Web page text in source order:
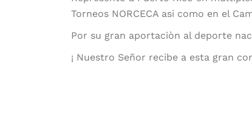
Torneos NORCECA asi como en el
Por su gran aportaciòn al deporte
¡ Nuestro Señor recibe a esta gran